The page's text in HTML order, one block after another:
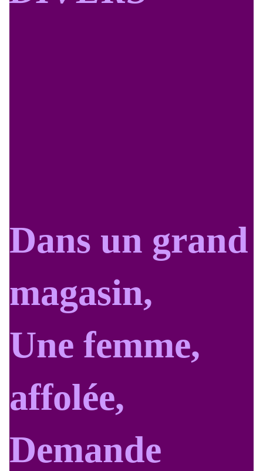
Dans un grand
magasin,
Une femme,
affolée,
Demande